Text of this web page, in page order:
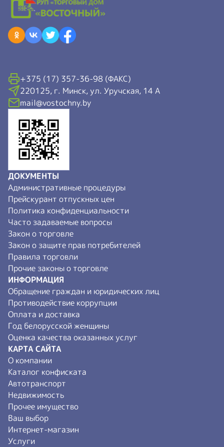
+375 (17) 357-36-98 (ФАКС)
220125, г. Минск, ул. Уручская, 14 А
mail@vostochny.by
ДОКУМЕНТЫ
Административные процедуры
Прейскурант отпускных цен
Политика конфиденциальности
Часто задаваемые вопросы
Закон о торговле
Закон о защите прав потребителей
Правила торговли
Прочие законы о торговле
ИНФОРМАЦИЯ
Обращение граждан и юридических лиц
Противодействие коррупции
Оплата и доставка
Год белорусской женщины
Оценка качества оказанных услуг
КАРТА САЙТА
О компании
Каталог конфиската
Автотранспорт
Недвижимость
Прочее имущество
Ваш выбор
Интернет-магазин
Услуги